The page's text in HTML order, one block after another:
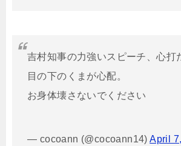
吉村知事の力強いスピーチ、心打
目の下のくまが心配。
お身体壊さないでください
— cocoann (@cocoann14)April